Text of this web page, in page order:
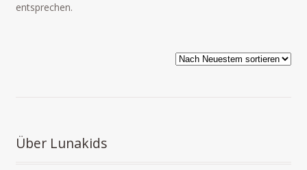
entsprechen.
Über Lunakids